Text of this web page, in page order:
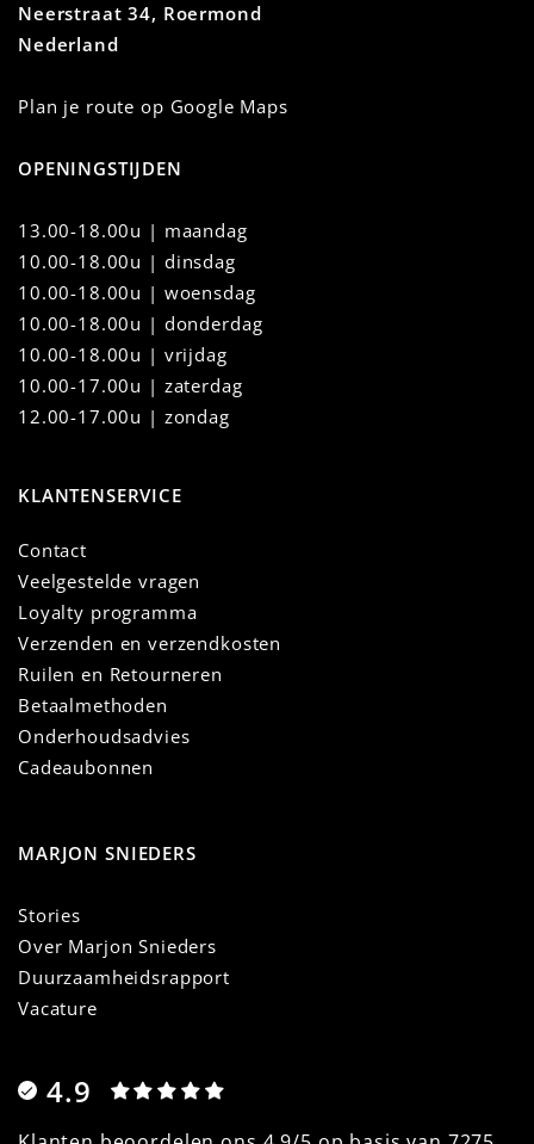
Neerstraat 34, Roermond
Nederland
Plan je route op Google Maps
OPENINGSTIJDEN
13.00-18.00u | maandag
10.00-18.00u | dinsdag
10.00-18.00u | woensdag
10.00-18.00u | donderdag
10.00-18.00u | vrijdag
10.00-17.00u | zaterdag
12.00-17.00u | zondag
KLANTENSERVICE
Contact
Veelgestelde vragen
Loyalty programma
Verzenden en verzendkosten
Ruilen en Retourneren
Betaalmethoden
Onderhoudsadvies
Cadeaubonnen
MARJON SNIEDERS
Stories
Over Marjon Snieders
Duurzaamheidsrapport
Vacature
4.9